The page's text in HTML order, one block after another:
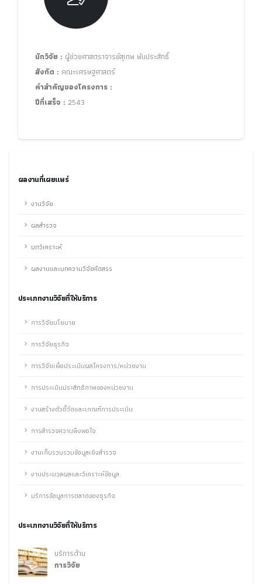
นักวิจัย : ผู้ช่วยศาสตราจารย์สุเทพ พันประสิทธิ์
สังกัด : คณะเศรษฐศาสตร์
คำสำคัญของโครงการ :
ปีที่เสร็จ : 2543
ผลงานที่เผยแพร่
งานวิจัย
ผลสำรวจ
บทวิเคราะห์
ผลงานและบทความวิจัยคัดสรร
ประเภทงานวิจัยที่ให้บริการ
การวิจัยนโยบาย
การวิจัยธุรกิจ
การวิจัยเพื่อประเมินผลโครงการ/หน่วยงาน
การประเมินประสิทธิภาพของหน่วยงาน
งานสร้างตัวชี้วัดและเกณฑ์การประเมิน
การสำรวจความพึงพอใจ
งานเก็บรวบรวมข้อมูลเชิงสำรวจ
งานประมวลผลและวิเคราะห์ข้อมูล
บริการข้อมูลการตลาดของธุรกิจ
ประเภทงานวิจัยที่ให้บริการ
บริการด้าน
การวิจัย